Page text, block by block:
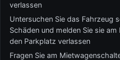
verlassen
Untersuchen Sie das Fahrzeug
Schäden und melden Sie sie
den Parkplatz verlassen
Fragen Sie am